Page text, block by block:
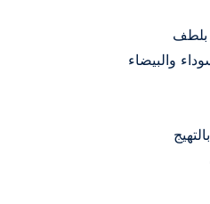
بلطف
والبيضاء